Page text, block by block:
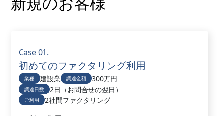
Case 01.
初めてのファクタリング利用
業種 建設業 調達金額 300万円
調達日数 2日（お問合せの翌日）
ご利用 2社間ファクタリング